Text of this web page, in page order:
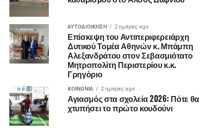
ΑΥΤΟΔΙΟΊΚΗΣΗ 2 ημέρες ago
Επίσκεψη του Αντιπεριφερειάρχη
Δυτικού Τομέα Αθηνών κ. Μπάμπη
Αλεξανδράτου στον Σεβασμιότατο
Μητροπολίτη Περιστερίου κ.κ.
Γρηγόριο
ΚΟΙΝΩΝΊΑ 2 ημέρες ago
Αγιασμός στα σχολεία 2026: Πότε θα
χτυπήσει το πρώτο κουδούνι